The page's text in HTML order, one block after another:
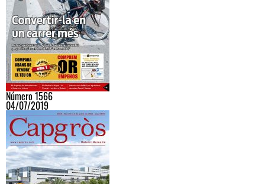
Número 1566
04/07/2019